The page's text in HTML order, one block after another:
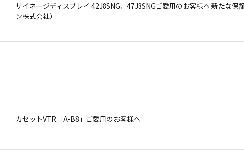
サイネージディスプレイ 42J8SNG、47J8SNGご愛用のお客様へ 新たな
ン株式会社）
カセットVTR「A-B8」ご愛用のお客様へ
発煙・発火の恐れがあり、約20年前の東芝製ブラウン管テレビを継続して
株式会社バッファロー製USB接続外付ハードディスク「HD-CEU2シリー
接続してお使いいただく際のお願い
発煙・発火の恐れがあり、DVDプレーヤー内蔵地上デジタル液晶テレビ
続き重要なお願い＞
発煙・発火の恐れがあり、DVDプレーヤー内蔵地上デジタル液晶テレビ
続き重要なお願い＞